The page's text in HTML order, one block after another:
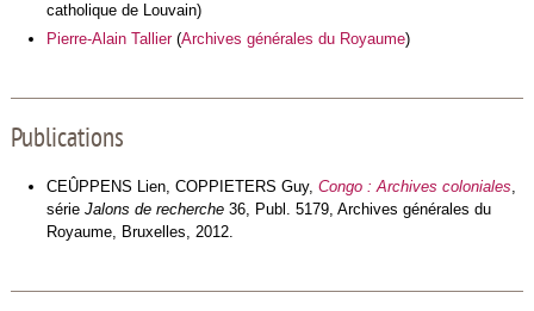
catholique de Louvain)
Pierre-Alain Tallier(Archives générales du Royaume)
Publications
CEÛPPENS Lien, COPPIETERS Guy, Congo : Archives coloniales,
série Jalons de recherche 36, Publ. 5179, Archives générales du
Royaume, Bruxelles, 2012.